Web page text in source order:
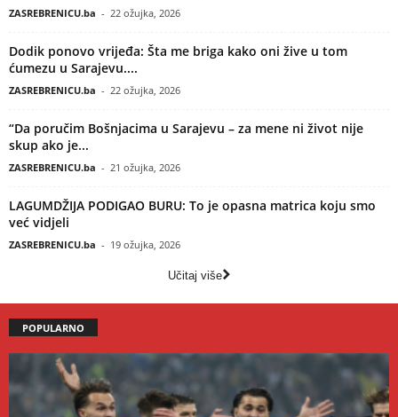
ZASREBRENICU.ba - 22 ožujka, 2026
Dodik ponovo vrijeđa: Šta me briga kako oni žive u tom
ćumezu u Sarajevu....
ZASREBRENICU.ba - 22 ožujka, 2026
“Da poručim Bošnjacima u Sarajevu – za mene ni život nije
skup ako je...
ZASREBRENICU.ba - 21 ožujka, 2026
LAGUMDŽIJA PODIGAO BURU: To je opasna matrica koju smo
već vidjeli
ZASREBRENICU.ba - 19 ožujka, 2026
Učitaj više
POPULARNO